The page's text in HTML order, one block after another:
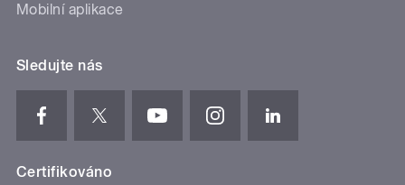
Mobilní aplikace
Sledujte nás
Certifikováno